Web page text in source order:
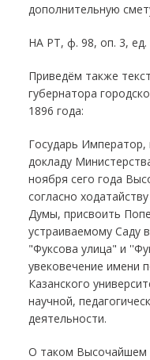
дополнительную
НА РТ, ф. 98, оп. 3, ед.
Приведём также
губернатора
1896 года:
Государь
докладу
ноября сего года
согласно
Думы, присвоить
устраиваемому Саду
"Фуксова улица" и
увековечение имени
Казанского
научной,
деятельности.
О таком Высочайшем